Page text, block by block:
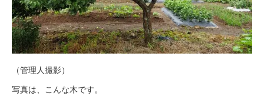
（管理人撮影）
写真は、こんな木です。